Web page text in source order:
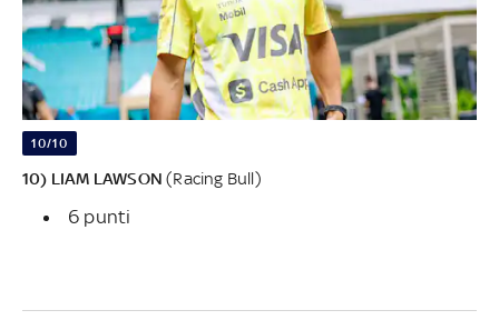
10/10
10) LIAM LAWSON (Racing Bull)
6 punti